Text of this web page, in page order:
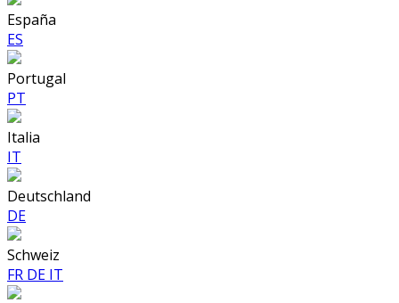
España
ES
Portugal
PT
Italia
IT
Deutschland
DE
Schweiz
FR DE IT